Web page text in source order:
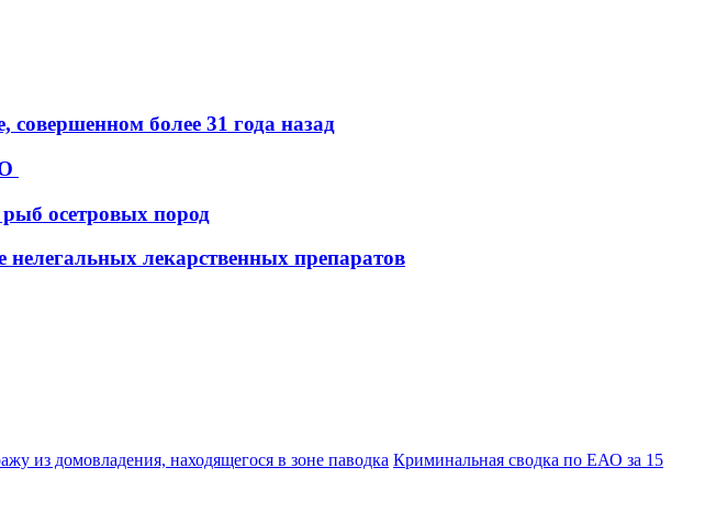
более 31 года назад
осетровых пород
лекарственных препаратов
из домовладения, находящегося в зоне паводка Криминальная сводка по ЕАО за 15